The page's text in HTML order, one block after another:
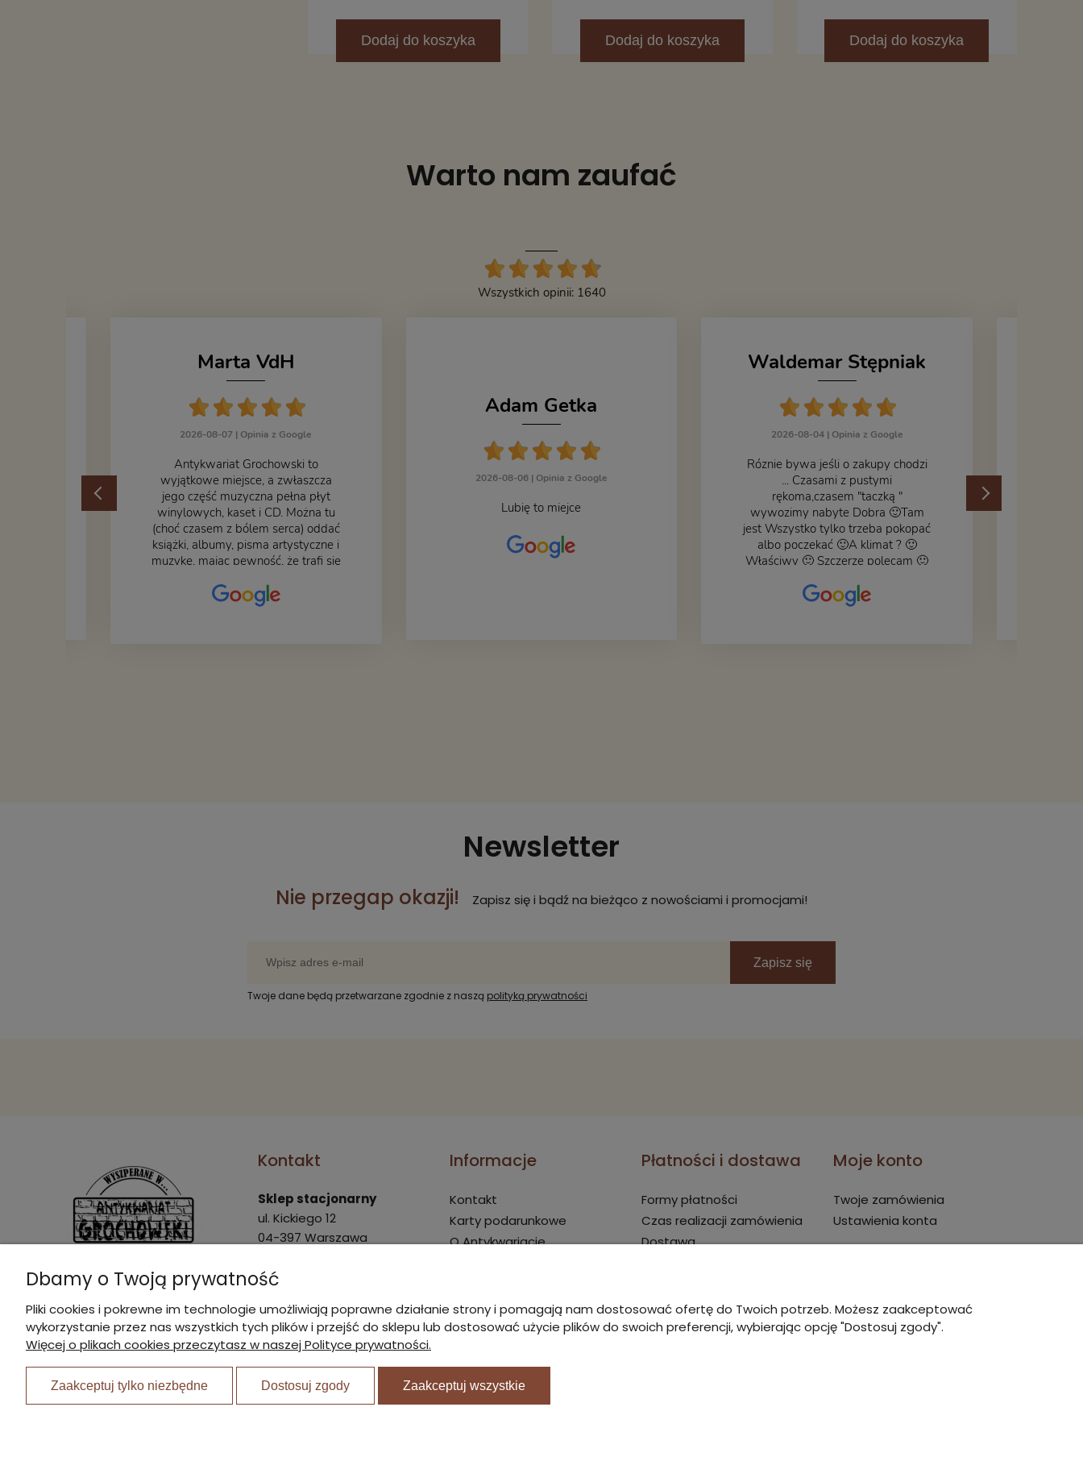
Dodaj do koszyka Dodaj do koszyka Dodaj do koszyka
Warto nam zaufać
Wszystkich opinii: 1640
Marta VdH
2026-08-07 | Opinia z Google
​Antykwariat Grochowski to
wyjątkowe miejsce, a zwłaszcza
jego część muzyczna pełna płyt
winylowych, kaset i CD. Można tu
(choć czasem z bólem serca) oddać
książki, albumy, pisma artystyczne i
muzykę, mając pewność, że trafi się
zdjęciu – nasze książki w trakcie
przepakowywania. Część
Adam Getka
2026-08-06 | Opinia z Google
Lubię to miejce
Waldemar Stępniak
2026-08-04 | Opinia z Google
Róznie bywa jeśli o zakupy chodzi
... Czasami z pustymi
rękoma,czasem "taczką "
wywozimy nabyte Dobra 🙂Tam
jest Wszystko tylko trzeba pokopać
albo poczekać 🙂A klimat ? 🙂
Właściwy 🙂 Szczerze polecam 🙂
do wystroju wnętrza... Się znajdzie
na bank 🙂
Newsletter
Nie przegap okazji! Zapisz się i bądź na bieżąco z nowościami i promocjami!
Zapisz się
Twoje dane będą przetwarzane zgodnie z naszą polityką prywatności
I Nagroda w plebiscycie:
Kontakt
Sklep stacjonarny
ul. Kickiego 12
04-397 Warszawa
Pon. - Pt.: 9:00 - 19:00
Sob.: 9:00 - 15:00
marek@agrochowski.pl
22 870 21 23
510 445 596
Informacje
Kontakt
Karty podarunkowe
O Antykwariacie
Regulamin
Polityka prywatności
Blog
Płatności i dostawa
Formy płatności
Czas realizacji zamówienia
Dostawa
Moje konto
Twoje zamówienia
Ustawienia konta
Dbamy o Twoją prywatność
Pliki cookies i pokrewne im technologie umożliwiają poprawne działanie strony i pomagają nam dostosować ofertę do Twoich potrzeb. Możesz zaakceptować
wykorzystanie przez nas wszystkich tych plików i przejść do sklepu lub dostosować użycie plików do swoich preferencji, wybierając opcję "Dostosuj zgody".
Więcej o plikach cookies przeczytasz w naszej Polityce prywatności.
Zaakceptuj tylko niezbędne Dostosuj zgody Zaakceptuj wszystkie